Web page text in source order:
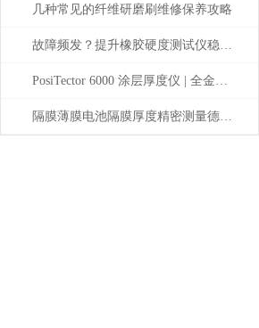
几种常见的纤维研磨刷维修保养攻略
故障频发？提升橡胶硬度测试仪稳定性的建议
PosiTector 6000 涂层厚度仪 | 全金属通用 高精度工业测厚解决方案
隔膜薄膜电池隔膜厚度精密测量德国MAHR